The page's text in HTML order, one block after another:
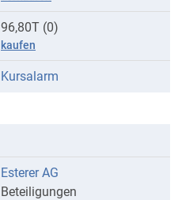
96,80T (0)
kaufen
Kursalarm
Esterer AG
Beteiligungen